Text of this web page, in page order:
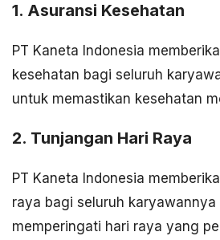
1. Asuransi Kesehatan
PT Kaneta Indonesia
kesehatan bagi seluruh
untuk memastikan kesehatan
2. Tunjangan Hari Raya
PT Kaneta Indonesia
raya bagi seluruh karyawannya
memperingati hari raya yang